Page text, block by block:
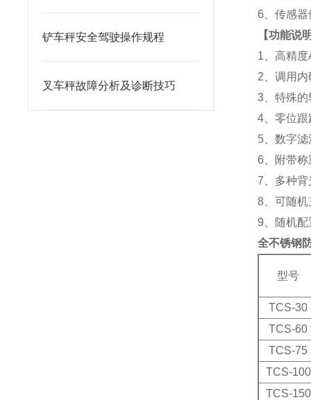
铲车秤安全驾驶操作规程
叉车秤故障分析及诊断技巧
6、传感
【功能说
1、高精
2、调用
3、特殊
4、零位
5、数字
6、附带
7、多种
8、可随
9、随机
全不锈钢
型号
TCS-30
TCS-60
TCS-75
TCS-100
TCS-150